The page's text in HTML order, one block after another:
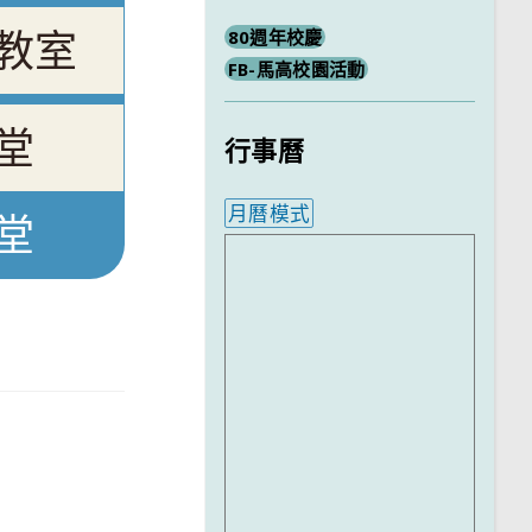
室
80週年校慶
FB-馬高校園活動
行事曆
月曆模式